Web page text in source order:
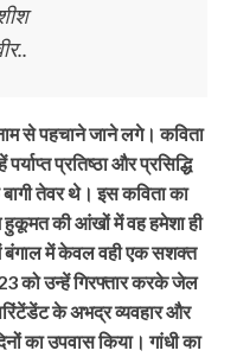
से पहचाने जाने लगे। कविता
प्रतिष्ठा और प्रसिद्धि
तेवर थे। इस कविता का
की आंखों में वह हमेशा ही
बंगाल में केवल वही एक सशक्त
को उन्हें गिरफ्तार करके जेल
के अभद्र व्यवहार और
का उपवास किया। गांधी का